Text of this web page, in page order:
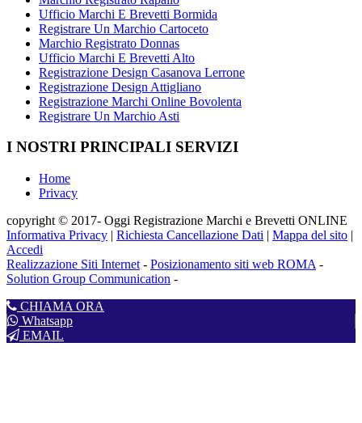
Ufficio Marchi E Brevetti Bormida
Registrare Un Marchio Cartoceto
Marchio Registrato Donnas
Ufficio Marchi E Brevetti Alto
Registrazione Design Casanova Lerrone
Registrazione Design Attigliano
Registrazione Marchi Online Bovolenta
Registrare Un Marchio Asti
I NOSTRI PRINCIPALI SERVIZI
Home
Privacy
copyright © 2017- Oggi Registrazione Marchi e Brevetti ONLINE
Informativa Privacy | Richiesta Cancellazione Dati | Mappa del sito |
Accedi
Realizzazione Siti Internet - Posizionamento siti web ROMA -
Solution Group Communication -
CHIAMA ORA
Whatsapp
EMAIL